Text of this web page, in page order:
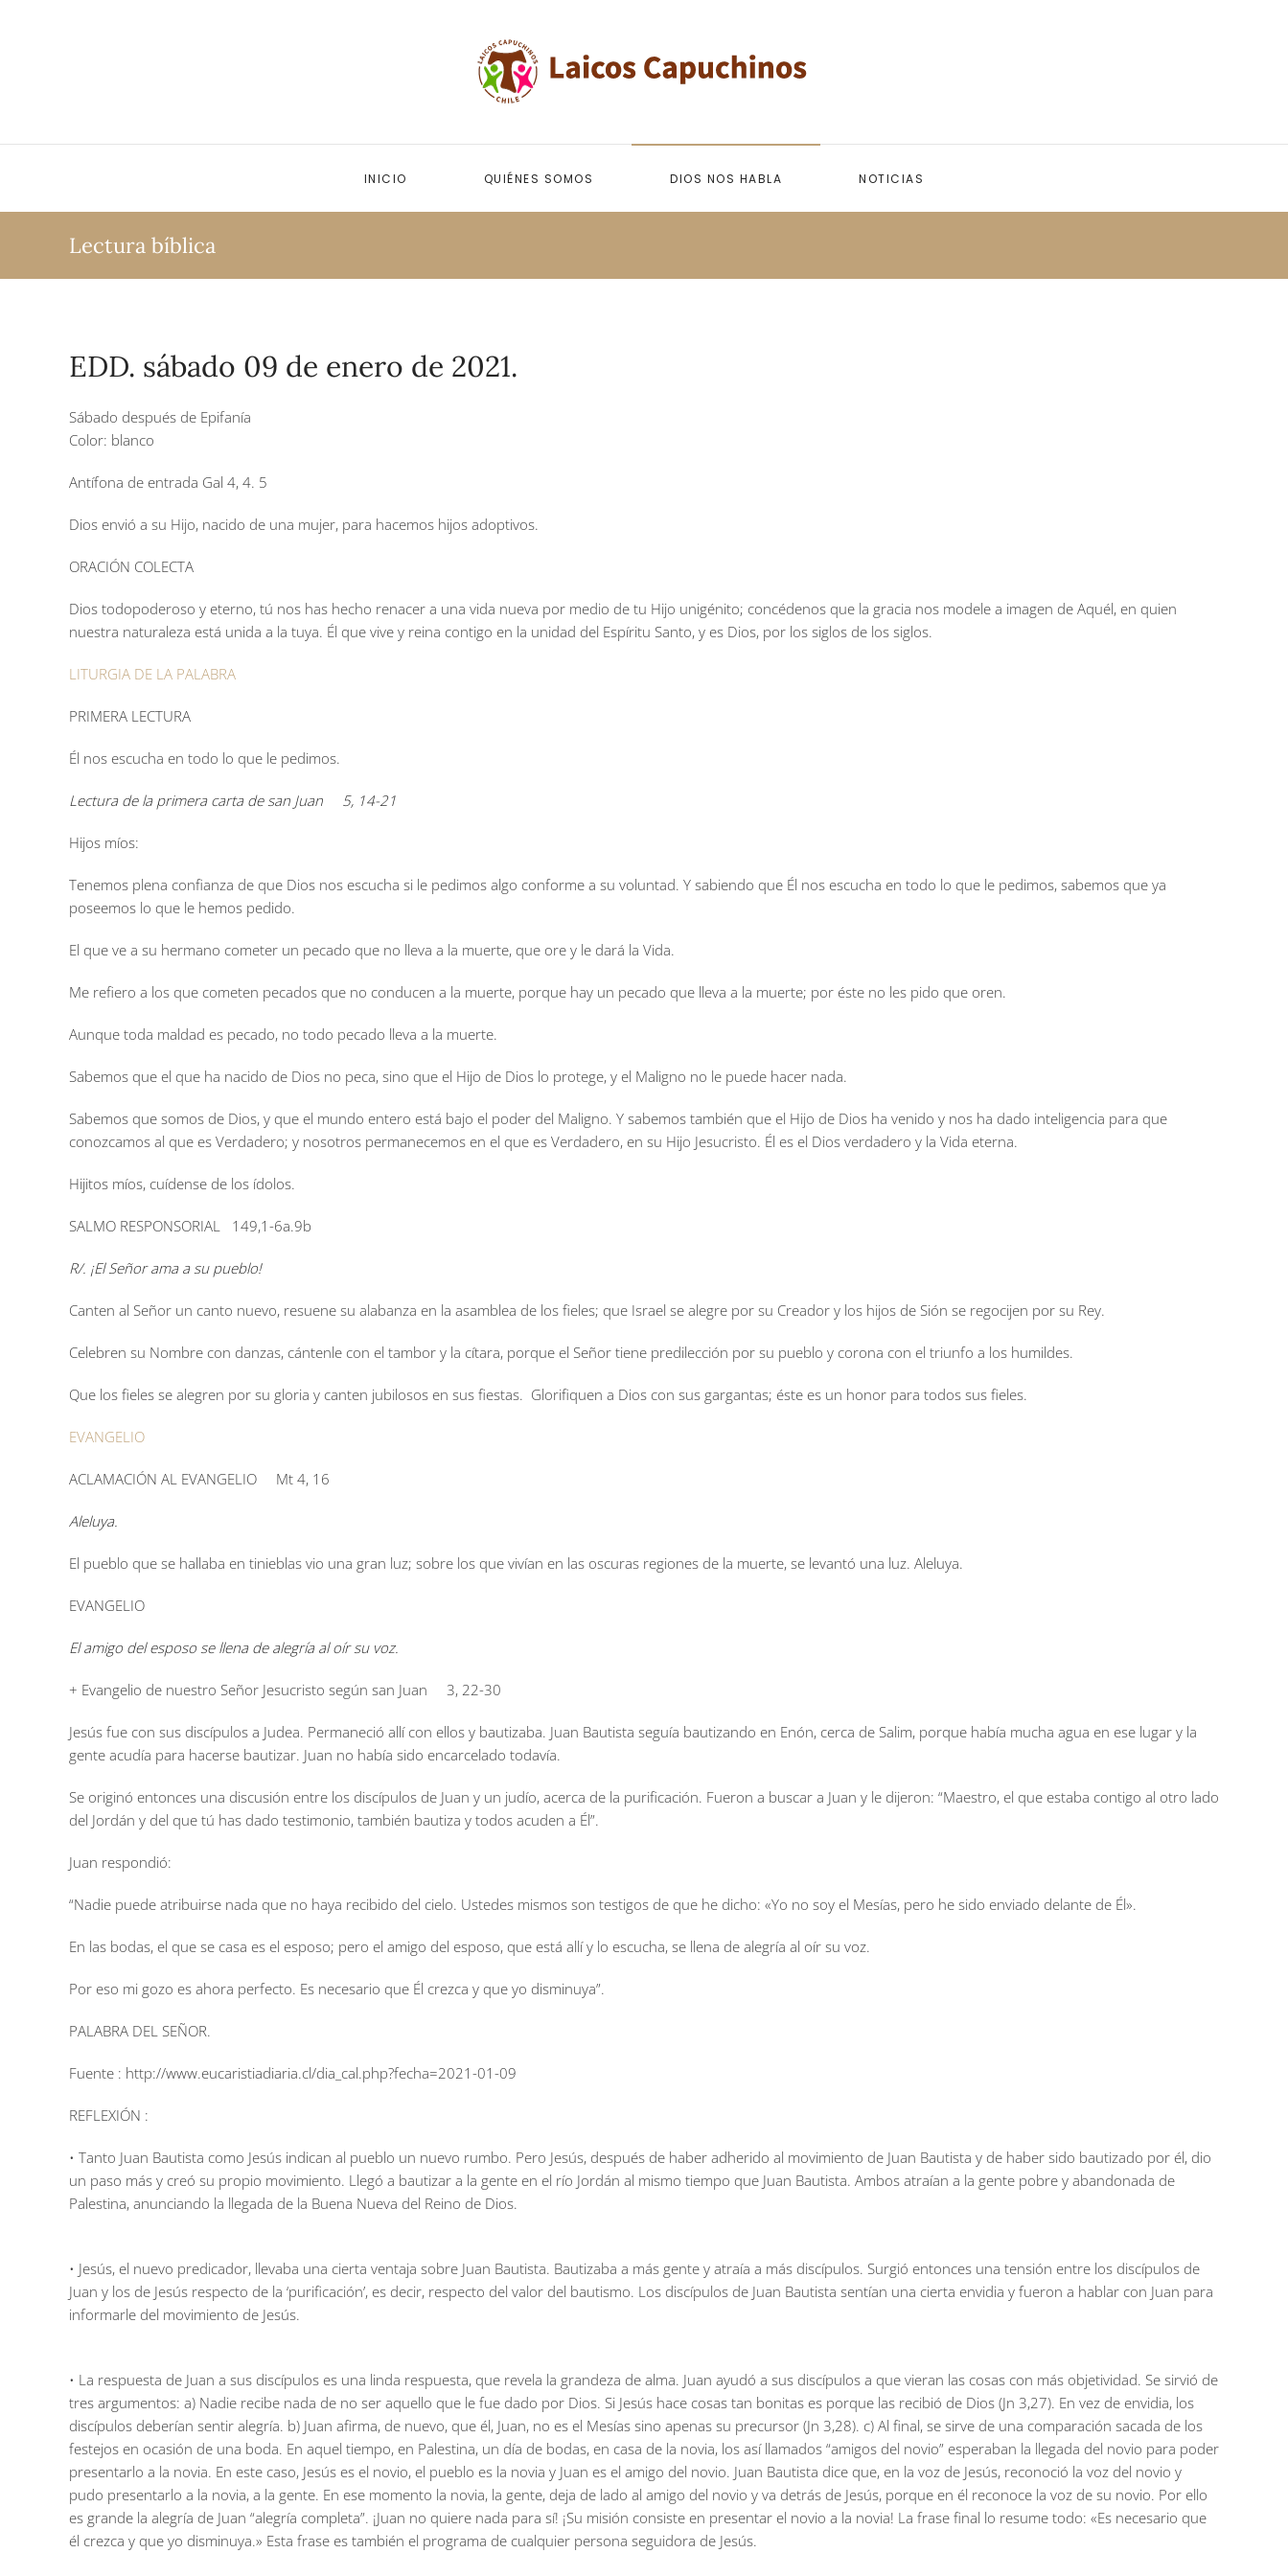
INICIO QUIÉNES SOMOS DIOS NOS HABLA NOTICIAS
Lectura bíblica
EDD. sábado 09 de enero de 2021.
Sábado después de Epifanía
Color: blanco
Antífona de entrada Gal 4, 4. 5
Dios envió a su Hijo, nacido de una mujer, para hacemos hijos adoptivos.
ORACIÓN COLECTA
Dios todopoderoso y eterno, tú nos has hecho renacer a una vida nueva por medio de tu Hijo unigénito; concédenos que la gracia nos modele a imagen de Aquél, en quien
nuestra naturaleza está unida a la tuya. Él que vive y reina contigo en la unidad del Espíritu Santo, y es Dios, por los siglos de los siglos.
LITURGIA DE LA PALABRA
PRIMERA LECTURA
Él nos escucha en todo lo que le pedimos.
Lectura de la primera carta de san Juan 5, 14-21
Hijos míos:
Tenemos plena confianza de que Dios nos escucha si le pedimos algo conforme a su voluntad. Y sabiendo que Él nos escucha en todo lo que le pedimos, sabemos que ya
poseemos lo que le hemos pedido.
El que ve a su hermano cometer un pecado que no lleva a la muerte, que ore y le dará la Vida.
Me refiero a los que cometen pecados que no conducen a la muerte, porque hay un pecado que lleva a la muerte; por éste no les pido que oren.
Aunque toda maldad es pecado, no todo pecado lleva a la muerte.
Sabemos que el que ha nacido de Dios no peca, sino que el Hijo de Dios lo protege, y el Maligno no le puede hacer nada.
Sabemos que somos de Dios, y que el mundo entero está bajo el poder del Maligno. Y sabemos también que el Hijo de Dios ha venido y nos ha dado inteligencia para que
conozcamos al que es Verdadero; y nosotros permanecemos en el que es Verdadero, en su Hijo Jesucristo. Él es el Dios verdadero y la Vida eterna.
Hijitos míos, cuídense de los ídolos.
SALMO RESPONSORIAL 149,1-6a.9b
R/. ¡El Señor ama a su pueblo!
Canten al Señor un canto nuevo, resuene su alabanza en la asamblea de los fieles; que Israel se alegre por su Creador y los hijos de Sión se regocijen por su Rey.
Celebren su Nombre con danzas, cántenle con el tambor y la cítara, porque el Señor tiene predilección por su pueblo y corona con el triunfo a los humildes.
Que los fieles se alegren por su gloria y canten jubilosos en sus fiestas. Glorifiquen a Dios con sus gargantas; éste es un honor para todos sus fieles.
EVANGELIO
ACLAMACIÓN AL EVANGELIO Mt 4, 16
Aleluya.
El pueblo que se hallaba en tinieblas vio una gran luz; sobre los que vivían en las oscuras regiones de la muerte, se levantó una luz. Aleluya.
EVANGELIO
El amigo del esposo se llena de alegría al oír su voz.
+ Evangelio de nuestro Señor Jesucristo según san Juan 3, 22-30
Jesús fue con sus discípulos a Judea. Permaneció allí con ellos y bautizaba. Juan Bautista seguía bautizando en Enón, cerca de Salim, porque había mucha agua en ese lugar y la
gente acudía para hacerse bautizar. Juan no había sido encarcelado todavía.
Se originó entonces una discusión entre los discípulos de Juan y un judío, acerca de la purificación. Fueron a buscar a Juan y le dijeron: “Maestro, el que estaba contigo al otro lado
del Jordán y del que tú has dado testimonio, también bautiza y todos acuden a Él”.
Juan respondió:
“Nadie puede atribuirse nada que no haya recibido del cielo. Ustedes mismos son testigos de que he dicho: «Yo no soy el Mesías, pero he sido enviado delante de Él».
En las bodas, el que se casa es el esposo; pero el amigo del esposo, que está allí y lo escucha, se llena de alegría al oír su voz.
Por eso mi gozo es ahora perfecto. Es necesario que Él crezca y que yo disminuya”.
PALABRA DEL SEÑOR.
Fuente : http://www.eucaristiadiaria.cl/dia_cal.php?fecha=2021-01-09
REFLEXIÓN :
• Tanto Juan Bautista como Jesús indican al pueblo un nuevo rumbo. Pero Jesús, después de haber adherido al movimiento de Juan Bautista y de haber sido bautizado por él, dio
un paso más y creó su propio movimiento. Llegó a bautizar a la gente en el río Jordán al mismo tiempo que Juan Bautista. Ambos atraían a la gente pobre y abandonada de
Palestina, anunciando la llegada de la Buena Nueva del Reino de Dios.
• Jesús, el nuevo predicador, llevaba una cierta ventaja sobre Juan Bautista. Bautizaba a más gente y atraía a más discípulos. Surgió entonces una tensión entre los discípulos de
Juan y los de Jesús respecto de la ‘purificación’, es decir, respecto del valor del bautismo. Los discípulos de Juan Bautista sentían una cierta envidia y fueron a hablar con Juan para
informarle del movimiento de Jesús.
• La respuesta de Juan a sus discípulos es una linda respuesta, que revela la grandeza de alma. Juan ayudó a sus discípulos a que vieran las cosas con más objetividad. Se sirvió de
tres argumentos: a) Nadie recibe nada de no ser aquello que le fue dado por Dios. Si Jesús hace cosas tan bonitas es porque las recibió de Dios (Jn 3,27). En vez de envidia, los
discípulos deberían sentir alegría. b) Juan afirma, de nuevo, que él, Juan, no es el Mesías sino apenas su precursor (Jn 3,28). c) Al final, se sirve de una comparación sacada de los
festejos en ocasión de una boda. En aquel tiempo, en Palestina, un día de bodas, en casa de la novia, los así llamados “amigos del novio” esperaban la llegada del novio para poder
presentarlo a la novia. En este caso, Jesús es el novio, el pueblo es la novia y Juan es el amigo del novio. Juan Bautista dice que, en la voz de Jesús, reconoció la voz del novio y
pudo presentarlo a la novia, a la gente. En ese momento la novia, la gente, deja de lado al amigo del novio y va detrás de Jesús, porque en él reconoce la voz de su novio. Por ello
es grande la alegría de Juan “alegría completa”. ¡Juan no quiere nada para sí! ¡Su misión consiste en presentar el novio a la novia! La frase final lo resume todo: «Es necesario que
él crezca y que yo disminuya.» Esta frase es también el programa de cualquier persona seguidora de Jesús.